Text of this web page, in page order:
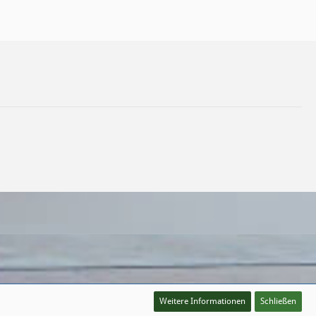
Weitere Informationen Schließen